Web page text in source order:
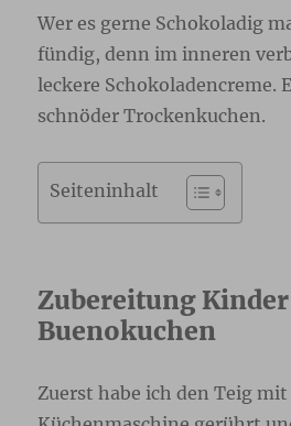
Wer es gerne Schokoladig
fündig, denn im inneren
leckere Schokoladencreme.
schnöder Trockenkuchen.
Seiteninhalt
Zubereitung Kinder
Buenokuchen
Zuerst habe ich den Teig